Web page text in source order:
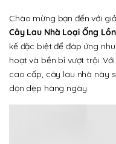
Chào mừng bạn đến với
Cây Lau Nhà Loại Ống
kế đặc biệt để đáp ứng
hoạt và bền bỉ vượt trội.
cao cấp, cây lau nhà này
dọn dẹp hàng ngày.